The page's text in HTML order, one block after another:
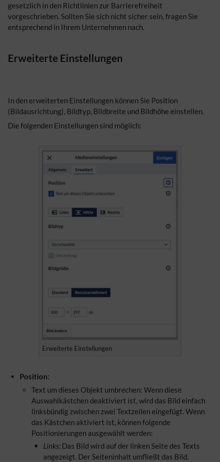
gesetzlich in den Richtlinien zur Barrierefreiheit
vorgeschrieben. Sollten Sie sich nicht sicher sein, fragen Sie
entsprechend in Ihrem Unternehmen nach.
Erweiterte Einstellungen
In den erweiterten Einstellungen können Sie Position
(Bildausrichtung), Bildtyp, Bildbreite und Bildhöhe einstellen.
Die folgenden Einstellungen sind möglich:
Erweiterte Einstellungen
Position:
Text um dieses Objekt umbrechen: Wenn diese
Auswahlkästchen deaktiviert ist, wird das Bild einfach
linksbündig zwischen zwei Textzeilen eingefügt. Wenn
das Kästchen aktiviert ist, können folgende
Positionierungen ausgewählt werden:
Links: Das Bild wird auf der linken Seite des Texts
angezeigt. Der Seiteninhalt umfließt das Bild.